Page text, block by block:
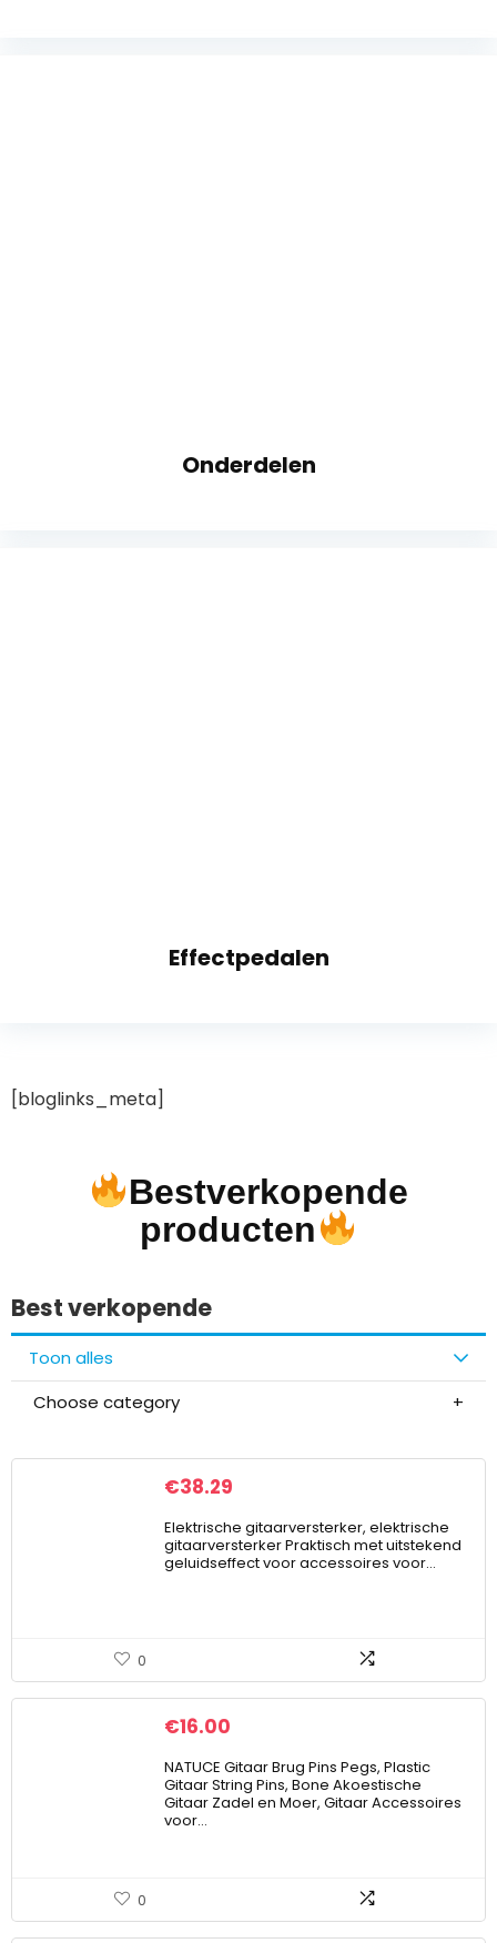
Onderdelen
Effectpedalen
[bloglinks_meta]
Bestverkopende
producten
Best verkopende
Toon alles
Choose category
€38.29
Elektrische gitaarversterker, elektrische
gitaarversterker Praktisch met uitstekend
geluidseffect voor accessoires voor…
0
€16.00
NATUCE Gitaar Brug Pins Pegs, Plastic
Gitaar String Pins, Bone Akoestische
Gitaar Zadel en Moer, Gitaar Accessoires
voor…
0